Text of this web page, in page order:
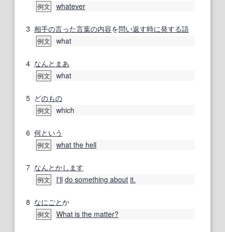
例文 whatever
3 相手の言った言葉の内容を問い返す時に発する語
例文 what
4 なんとまあ
例文 what
5 どのもの
例文 which
6 何という
例文 what the hell
7 なんとかします
例文 I'll do something about it.
8 なにごとか
例文 What is the matter?